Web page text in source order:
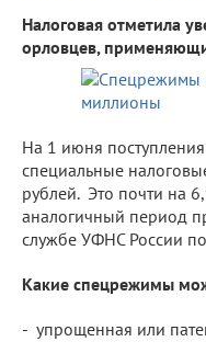
Налоговая отметила
орловцев,
На 1 июня
специальные
рублей. Это почти на
аналогичный период
службе УФНС России
Какие спецрежимы
- упрощенная или